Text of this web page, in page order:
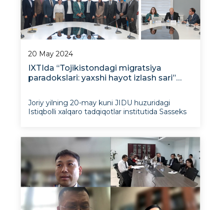
20 May 2024
IXTIda “Tojikistondagi migratsiya
paradokslari: yaxshi hayot izlash sari”
Joriy yilning 20-may kuni JIDU huzuridagi
Istiqbolli xalqaro tadqiqotlar institutida Sasseks
paradokslari: yaxshi hayot izlash sari” nomli
kitobining taqdimoti bo‘lib o‘tdi. Tadbirni